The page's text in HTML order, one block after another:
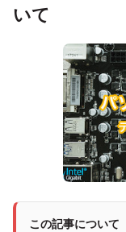
いて
この記事について